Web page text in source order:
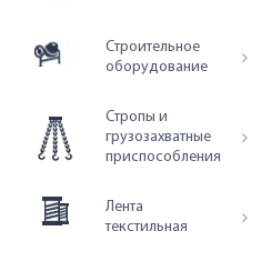
Строительное
оборудование
Стропы и
грузозахватные
приспособления
Лента
текстильная